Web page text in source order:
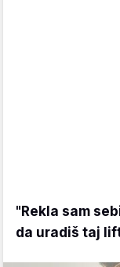
"Rekla sam
da uradiš taj